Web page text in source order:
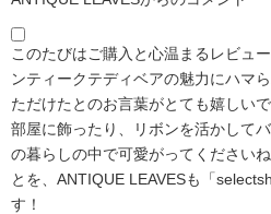
このたびはご購入と心温まるレビュ
ンティークテディベアの魅力にハマ
ただけたとのお言葉がとても嬉しい
部屋に飾ったり、リボンを活かして
の暮らしの中で可愛がってください
とを、ANTIQUE LEAVESも「
す！